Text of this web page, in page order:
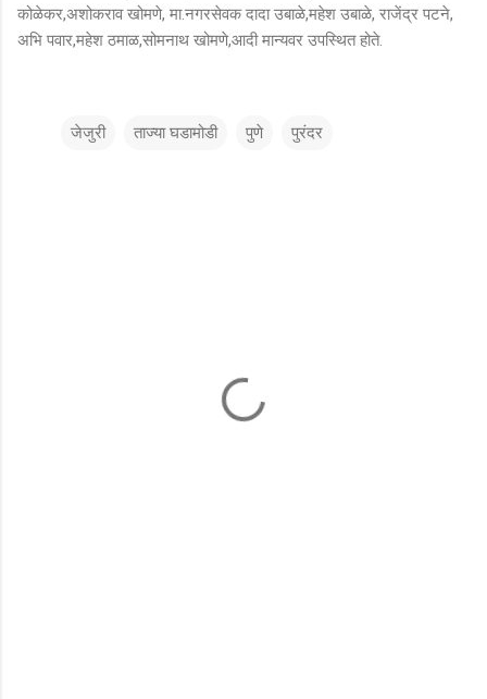
कोळेकर,अशोकराव खोमणे, मा.नगरसेवक दादा उबाळे,महेश उबाळे, राजेंद्र पटने,
अभि पवार,महेश ठमाळ,सोमनाथ खोमणे,आदी मान्यवर उपस्थित होते.
जेजुरी ताज्या घडामोडी पुणे पुरंदर